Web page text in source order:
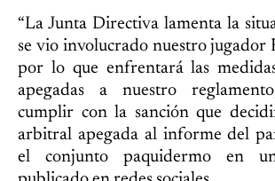
“La Junta Directiva lamenta la
se vio involucrado nuestro jugador
por lo que enfrentará las
apegadas a nuestro
cumplir con la sanción que
arbitral apegada al informe del
el conjunto paquidermo en